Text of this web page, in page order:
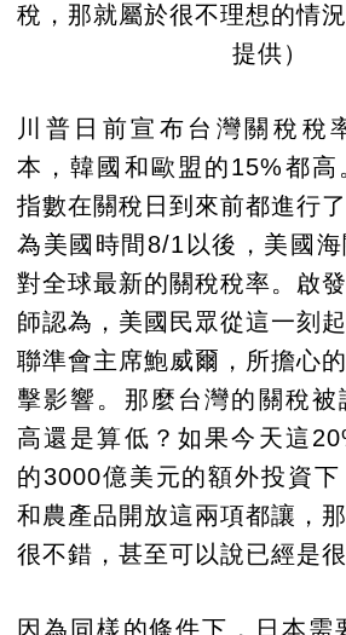
稅，那就屬於很不理想的情
提供）
川普日前宣布台灣關稅稅
本，韓國和歐盟的15%都高
指數在關稅日到來前都進行
為美國時間8/1以後，美國
對全球最新的關稅稅率。啟
師認為，美國民眾從這一刻
聯準會主席鮑威爾，所擔心
擊影響。那麼台灣的關稅
高還是算低？如果今天這
的3000億美元的額外投資
和農產品開放這兩項都讓，
很不錯，甚至可以說已經是很
因為同樣的條件下，日本需